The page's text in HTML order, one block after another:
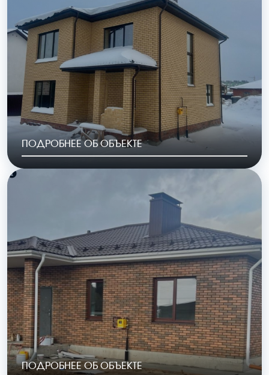
ОБЩАЯ ПЛОЩАДЬ
154 м2
СТОИМОСТЬ
7 285 000 руб.
ПОДРОБНЕЕ ОБ ОБЪЕКТЕ
ГОД ПОСТРОЙКИ
2023
ОБЩАЯ ПЛОЩАДЬ
154 м2
СТОИМОСТЬ
6 983 000 руб.
ПОДРОБНЕЕ ОБ ОБЪЕКТЕ